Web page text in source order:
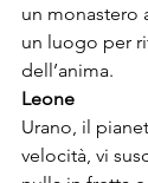
un monastero
un luogo per
dell’anima.
Leone
Urano, il
velocità, vi